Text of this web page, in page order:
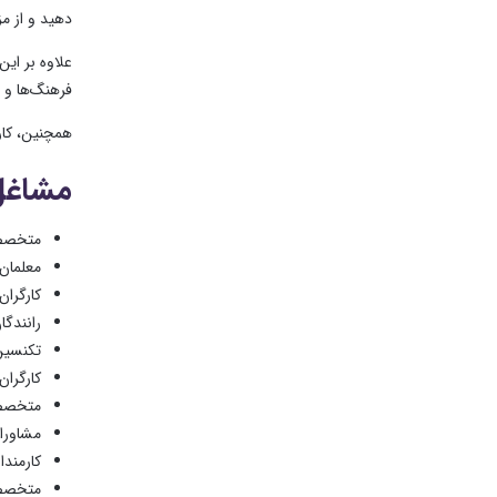
دهید و از
علاوه بر
فرهنگ‌ها و
همچنین،